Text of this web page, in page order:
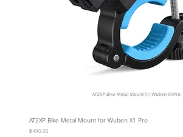
AT2XP Bike Metal Mount for Wuben X1 Pro
ราคา
฿490.00